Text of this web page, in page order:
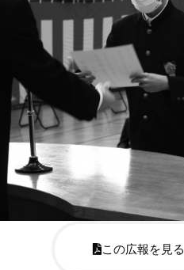
この広報を見る